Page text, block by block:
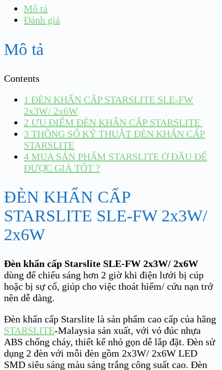
Mô tả
Đánh giá
Mô tả
Contents
1 ĐÈN KHẨN CẤP STARSLITE SLE-FW
2x3W/ 2x6W
2 ƯU ĐIỂM ĐÈN KHẨN CẤP STARSLITE
3 THÔNG SỐ KỸ THUẬT ĐÈN KHẨN CẤP
STARSLITE
4 MUA SẢN PHẨM STARSLITE Ở ĐÂU ĐỂ
ĐƯỢC GIÁ TỐT ?
ĐÈN KHẨN CẤP
STARSLITE SLE-FW 2x3W/
2x6W
Đèn khẩn cấp Starslite SLE-FW 2x3W/ 2x6W
dùng để chiếu sáng hơn 2 giờ khi điện lưới bị cúp
hoặc bị sự cố, giúp cho việc thoát hiểm/ cứu nạn trở
nên dễ dàng.
Đèn khẩn cấp Starslite là sản phẩm cao cấp của hãng
STARSLITE-Malaysia sản xuất, với vỏ đúc nhựa
ABS chống cháy, thiết kế nhỏ gọn dễ lắp đặt. Đèn sử
dụng 2 đèn với mỗi đèn gồm 2x3W/ 2x6W LED
SMD siêu sáng màu sáng trắng công suất cao. Đèn